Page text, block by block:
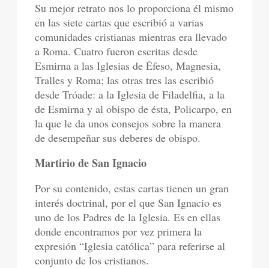
Su mejor retrato nos lo proporciona él mismo
en las siete cartas que escribió a varias
comunidades cristianas mientras era llevado
a Roma. Cuatro fueron escritas desde
Esmirna a las Iglesias de Éfeso, Magnesia,
Tralles y Roma; las otras tres las escribió
desde Tróade: a la Iglesia de Filadelfia, a la
de Esmirna y al obispo de ésta, Policarpo, en
la que le da unos consejos sobre la manera
de desempeñar sus deberes de obispo.
Martirio de San Ignacio
Por su contenido, estas cartas tienen un gran
interés doctrinal, por el que San Ignacio es
uno de los Padres de la Iglesia. Es en ellas
donde encontramos por vez primera la
expresión “Iglesia católica” para referirse al
conjunto de los cristianos.